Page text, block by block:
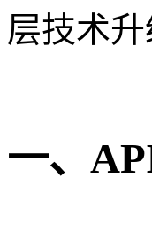
层技术升
一、